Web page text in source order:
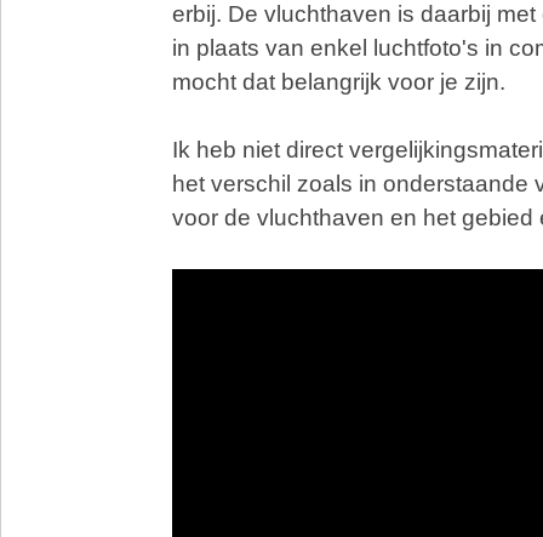
erbij. De vluchthaven is daarbij
in plaats van enkel luchtfoto's in
mocht dat belangrijk voor je zijn.
Ik heb niet direct
het verschil zoals in onderstaande
voor de vluchthaven en het gebied